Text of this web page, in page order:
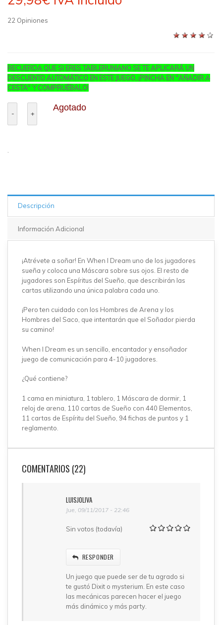
22 Opiniones
RECUERDA QUE SI ERES TABLERUNIANO SE TE APLICARÁ UN
DESCUENTO AUTOMÁTICO EN ESTE JUEGO, ¡PINCHA EN "AÑADIR A
CESTA" Y COMPRUÉBALO!
Agotado
Descripción
Información Adicional
¡Atrévete a soñar! En When I Dream uno de los jugadores
sueña y coloca una Máscara sobre sus ojos. El resto de
jugadores son Espíritus del Sueño, que describirán las
cartas utilizando una única palabra cada uno.
¡Pero ten cuidado con los Hombres de Arena y los
Hombres del Saco, que intentarán que el Soñador pierda
su camino!
When I Dream es un sencillo, encantador y ensoñador
juego de comunicación para 4-10 jugadores.
¿Qué contiene?
1 cama en miniatura, 1 tablero, 1 Máscara de dormir, 1
reloj de arena, 110 cartas de Sueño con 440 Elementos,
11 cartas de Espíritu del Sueño, 94 fichas de puntos y 1
reglamento.
COMENTARIOS (22)
LUISJOLIVA
Jue, 09/11/2017 - 22:46
Sin votos (todavía)
RESPONDER
Un juego que puede ser de tu agrado si
te gustó Dixit o mysterium. En este caso
las mecánicas parecen hacer el juego
más dinámico y más party.